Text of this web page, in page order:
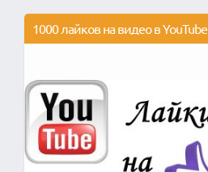
1000 лайков на видео в YouTube